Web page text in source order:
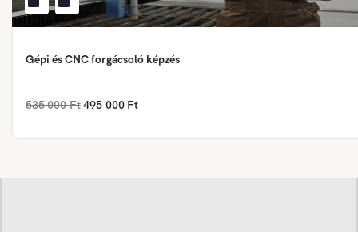
Gépi és CNC forgácsoló képzés
535 000 Ft 495 000 Ft